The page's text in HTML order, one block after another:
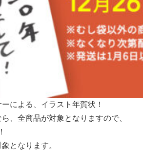
による、イラスト年賀状！
、全商品が対象となりますので、
となります。